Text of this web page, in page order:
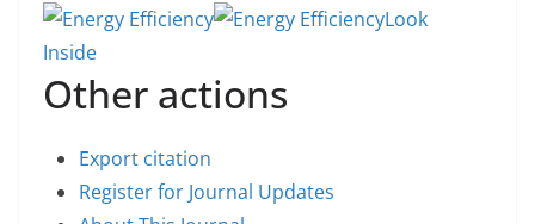
Look
Inside
Other actions
Export citation
Register for Journal Updates